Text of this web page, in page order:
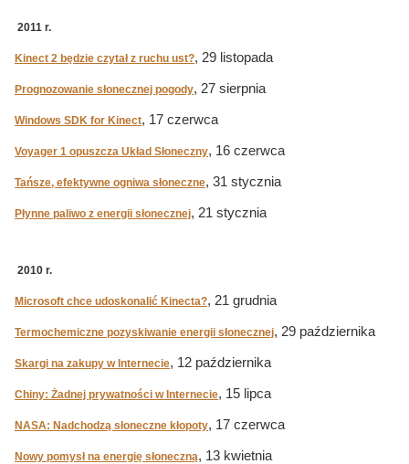
2011 r.
Kinect 2 będzie czytał z ruchu ust?, 29 listopada
Prognozowanie słonecznej pogody, 27 sierpnia
Windows SDK for Kinect, 17 czerwca
Voyager 1 opuszcza Układ Słoneczny, 16 czerwca
Tańsze, efektywne ogniwa słoneczne, 31 stycznia
Płynne paliwo z energii słonecznej, 21 stycznia
2010 r.
Microsoft chce udoskonalić Kinecta?, 21 grudnia
Termochemiczne pozyskiwanie energii słonecznej, 29 października
Skargi na zakupy w Internecie, 12 października
Chiny: Żadnej prywatności w Internecie, 15 lipca
NASA: Nadchodzą słoneczne kłopoty, 17 czerwca
Nowy pomysł na energię słoneczną, 13 kwietnia